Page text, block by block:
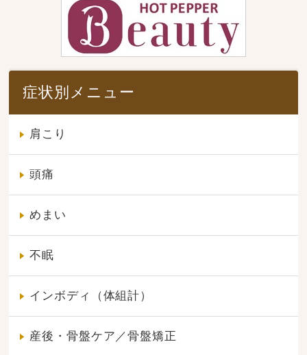
症状別メニュー
肩こり
頭痛
めまい
不眠
インボディ（体組計）
産後・骨盤ケア／骨盤矯正